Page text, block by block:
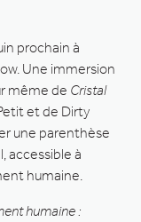
prochain à
Une immersion
même de Cristal
et de Dirty
une parenthèse
accessible à
humaine.
humaine :